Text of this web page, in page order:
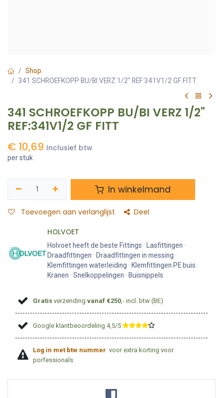
Shop
341 SCHROEFKOPP BU/BI VERZ 1/2" REF:341V1/2 GF FITT
341 SCHROEFKOPP BU/BI VERZ 1/2"
REF:341V1/2 GF FITT
€ 10,69 Inclusief btw
per stuk
In winkelmand
Toevoegen aan verlanglijst Deel
HOLVOET
Holvoet heeft de beste Fittings · Lasfittingen ·
Draadfittingen · Draadfittingen in messing ·
Klemfittingen waterleiding · Klemfittingen PE buis ·
Kranen · Snelkoppelingen · Buisnippels
Gratis verzendingvanaf €250 ,- incl. btw (BE)
Google klantbeoordeling 4,5/5 ​
Log in met btw nummer voor extra korting voor
porfessionals